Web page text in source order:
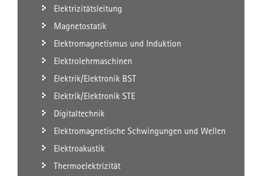
Elektrizitätsleitung
Magnetostatik
Elektromagnetismus und Induktion
Elektrolehrmaschinen
Elektrik/Elektronik BST
Elektrik/Elektronik STE
Digitaltechnik
Elektromagnetische Schwingungen und Wellen
Elektroakustik
Thermoelektrizität